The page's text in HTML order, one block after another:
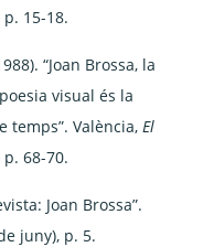
15-18.
“Joan Brossa, la
visual és la
temps”. València,El
p. 68-70.
Joan Brossa”.
juny), p. 5.